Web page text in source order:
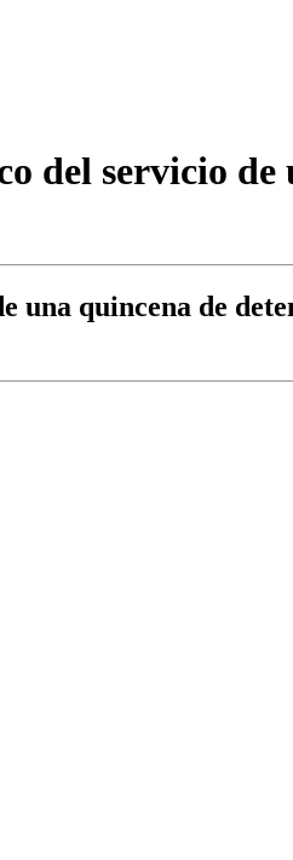
del servicio de
una quincena de